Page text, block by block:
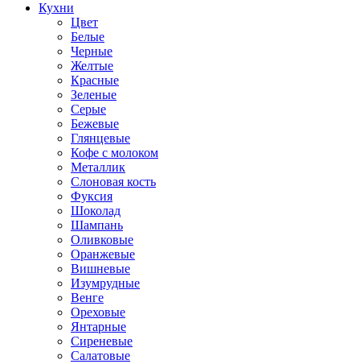
Кухни
Цвет
Белые
Черные
Желтые
Красные
Зеленые
Серые
Бежевые
Глянцевые
Кофе с молоком
Металлик
Слоновая кость
Фуксия
Шоколад
Шампань
Оливковые
Оранжевые
Вишневые
Изумрудные
Венге
Ореховые
Янтарные
Сиреневые
Салатовые